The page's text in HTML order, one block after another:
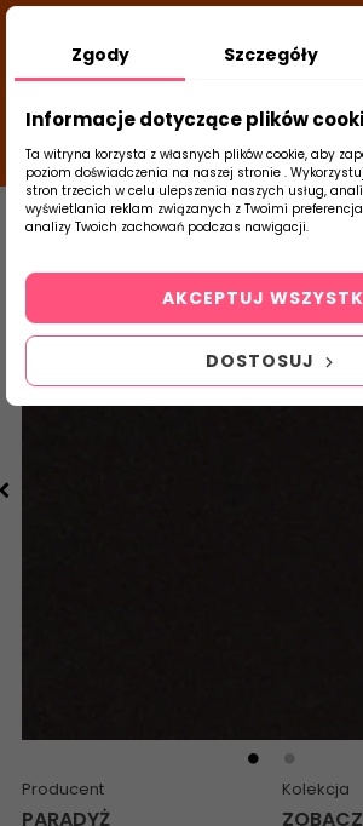
TUBADZIN- DODAJ PRODUKT DO
Strona Główna Salon /
Producent
PARADYŻ
Kolekcja
Zgody Szczegóły
Informacje dotyczące plików
Ta witryna korzysta z własnych plików cookie, aby
poziom doświadczenia na naszej stronie .
stron trzecich w celu ulepszenia naszych usług,
wyświetlania reklam związanych z Twoimi
analizy Twoich zachowań podczas nawigacji.
DOSTOSUJ
AKCEPTUJ